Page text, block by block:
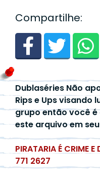
Compartilhe:
Dublaséries Não
Rips e Ups visando
grupo então você
este arquivo em
PIRATARIA É CRIME
771 2627